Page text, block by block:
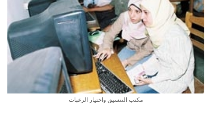
مكتب التنسيق واختيار الرغبات